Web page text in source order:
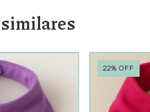
22%OFF